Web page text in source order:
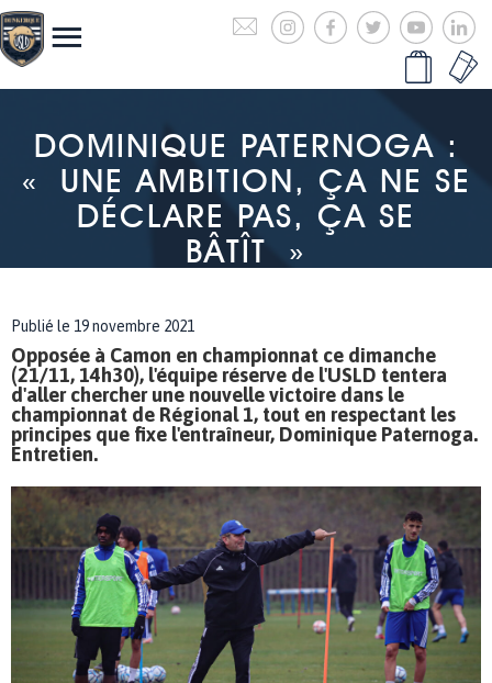
DOMINIQUE PATERNOGA :
« UNE AMBITION, ÇA NE SE
DÉCLARE PAS, ÇA SE
BÂTÎT »
Publié le 19 novembre 2021
Opposée à Camon en championnat ce dimanche
(21/11, 14h30), l'équipe réserve de l'USLD tentera
d'aller chercher une nouvelle victoire dans le
championnat de Régional 1, tout en respectant les
principes que fixe l'entraîneur, Dominique Paternoga.
Entretien.